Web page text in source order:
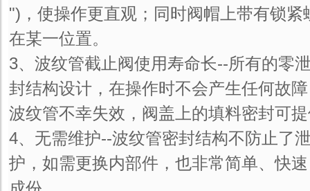
")，使操作更直观；同时阀帽上带有锁
在某一位置。
3、波纹管截止阀使用寿命长--所有的零
封结构设计，在操作时不会产生任何故
波纹管不幸失效，阀盖上的填料密封可
4、无需维护--波纹管密封结构不防止了
护，如需更换内部件，也非常简单、快